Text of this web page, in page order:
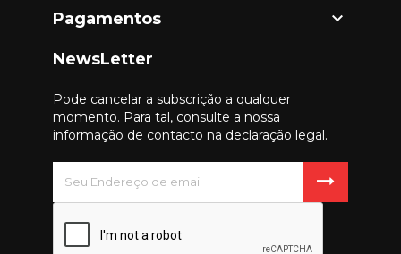
Pagamentos 
NewsLetter
Pode cancelar a subscrição a qualquer
momento. Para tal, consulte a nossa
informação de contacto na declaração legal.